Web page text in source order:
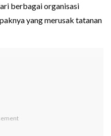
berbagai organisasi
yang merusak tatanan